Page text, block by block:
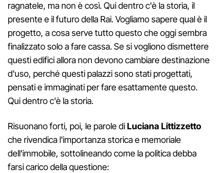
ragnatele, ma non è così. Qui dentro c'è la storia, il
presente e il futuro della Rai. Vogliamo sapere qual è il
progetto, a cosa serve tutto questo che oggi sembra
finalizzato solo a fare cassa. Se si vogliono dismettere
questi edifici allora non devono cambiare destinazione
d'uso, perché questi palazzi sono stati progettati,
pensati e immaginati per fare esattamente questo.
Qui dentro c'è la storia.
Risuonano forti, poi, le parole diLuciana Littizzetto
che rivendica l'importanza storica e memoriale
dell'immobile, sottolineando come la politica debba
farsi carico della questione: